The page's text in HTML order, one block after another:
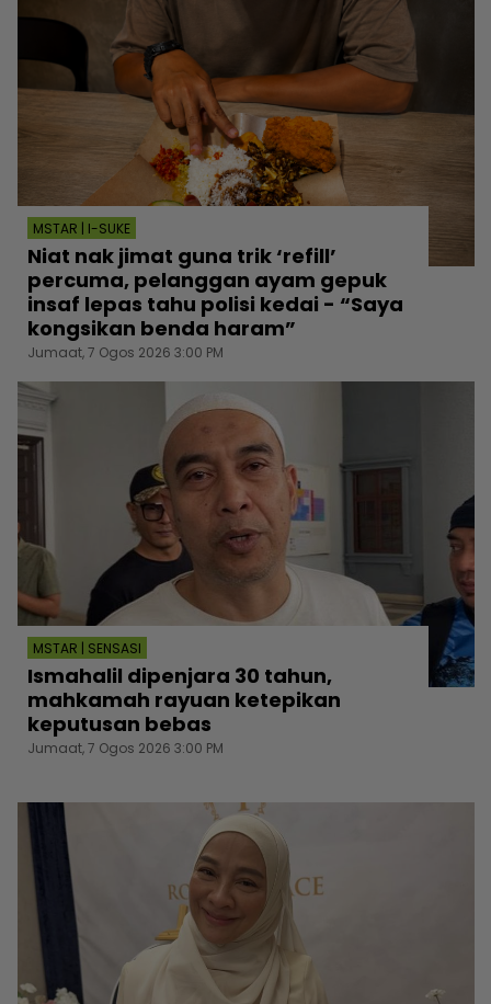
MSTAR | I-SUKE
Niat nak jimat guna trik ‘refill’
percuma, pelanggan ayam gepuk
insaf lepas tahu polisi kedai - “Saya
kongsikan benda haram”
Jumaat, 7 Ogos 2026 3:00 PM
MSTAR | SENSASI
Ismahalil dipenjara 30 tahun,
mahkamah rayuan ketepikan
keputusan bebas
Jumaat, 7 Ogos 2026 3:00 PM